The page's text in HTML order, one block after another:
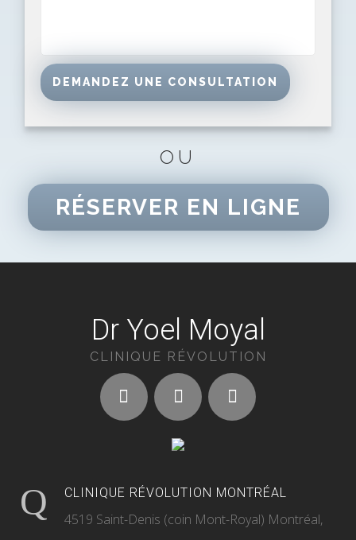
OU
RÉSERVER EN LIGNE
CLINIQUE RÉVOLUTION MONTRÉAL
4519 Saint-Denis (coin Mont-Royal) Montréal,
Dr Yoel Moyal
CLINIQUE RÉVOLUTION